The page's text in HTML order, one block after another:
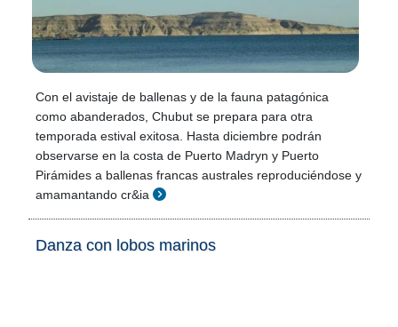
Con el avistaje de ballenas y de la fauna patagónica
como abanderados, Chubut se prepara para otra
temporada estival exitosa. Hasta diciembre podrán
observarse en la costa de Puerto Madryn y Puerto
Pirámides a ballenas francas australes reproduciéndose y
amamantando cr&ia
Danza con lobos marinos